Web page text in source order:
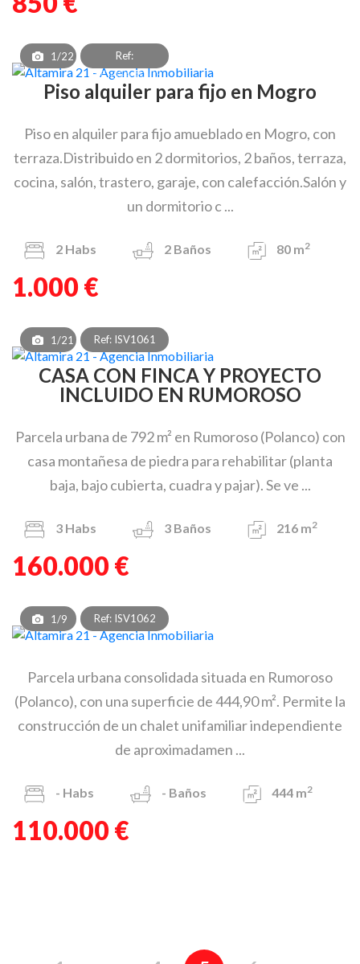
1/22
Ref:
PAF_OEA_8303
Piso alquiler para fijo en Mogro
Piso en alquiler para fijo amueblado en Mogro, con
terraza.Distribuido en 2 dormitorios, 2 baños, terraza,
cocina, salón, trastero, garaje, con calefacción.Salón y
un dormitorio c ...
2 Habs 2 Baños 80 m2
1.000 €
1/21 Ref: ISV1061
CASA CON FINCA Y PROYECTO
INCLUIDO EN RUMOROSO
Parcela urbana de 792 m² en Rumoroso (Polanco) con
casa montañesa de piedra para rehabilitar (planta
baja, bajo cubierta, cuadra y pajar). Se ve ...
3 Habs 3 Baños 216 m2
160.000 €
1/9 Ref: ISV1062
Parcela urbana consolidada situada en Rumoroso
(Polanco), con una superficie de 444,90 m². Permite la
construcción de un chalet unifamiliar independiente
de aproximadamen ...
- Habs - Baños 444 m2
110.000 €